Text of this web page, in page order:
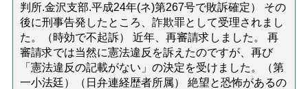
判所.金沢支部.平成24年(ネ)第267号で敗訴確定） その
後に刑事告発したところ、詐欺罪として受理されまし
た。（時効で不起訴） 近年、再審請求しました。 再
審請求では当然に憲法違反を訴えたのですが、再び
「憲法違反の記載がない」の決定を受けました。（第
一小法廷）（日弁連経歴者所属） 絶望と恐怖があるの